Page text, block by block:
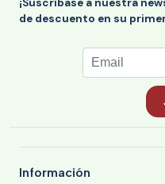
de descuento en su
Información